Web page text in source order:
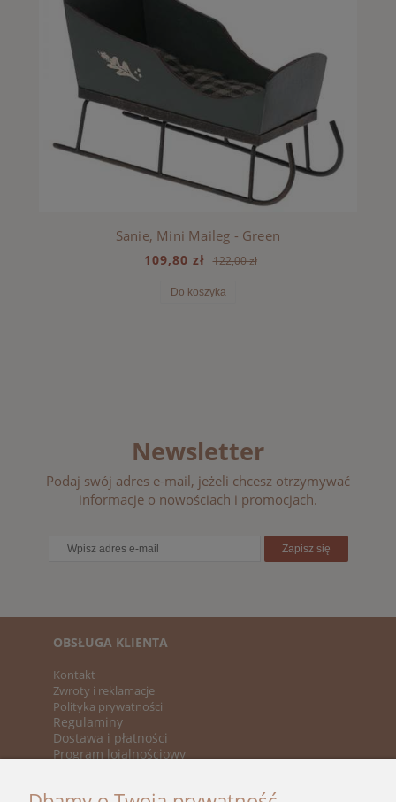
Sanie, Mini Maileg - Green
109,80 zł 122,00 zł
Do koszyka
Newsletter
Podaj swój adres e-mail, jeżeli chcesz otrzymywać
informacje o nowościach i promocjach.
Zapisz się
OBSŁUGA KLIENTA
Kontakt
Zwroty i reklamacje
Polityka prywatności
Regulaminy
Dostawa i płatności
Program lojalnościowy